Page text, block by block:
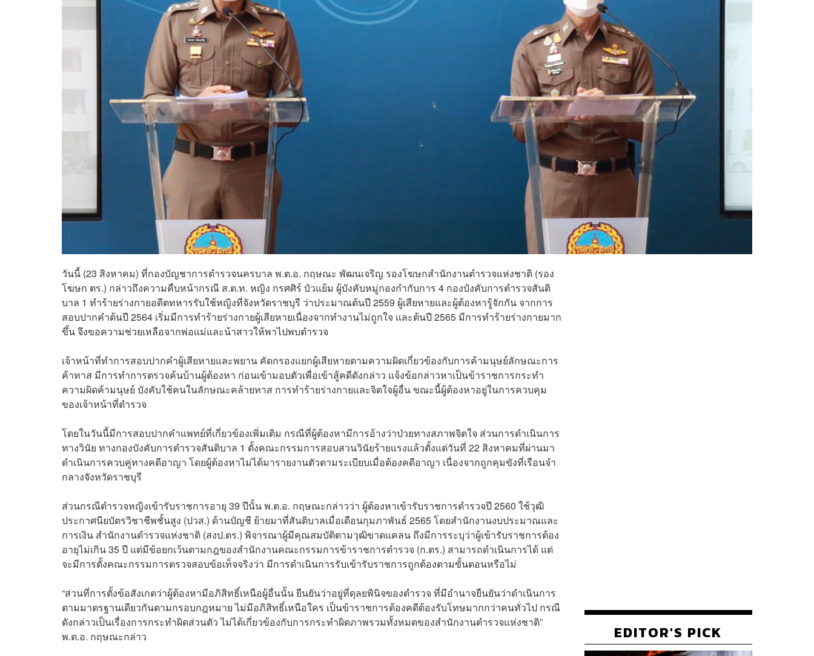
วันนี้ (23 สิงหาคม) ที่กองบัญชาการตำรวจนครบาล พ.ต.อ. กฤษณะ พัฒนเจริญ รองโฆษกสำนักงานตำรวจแห่งชาติ (รอง
โฆษก ตร.) กล่าวถึงความคืบหน้ากรณี ส.ต.ท. หญิง กรศศิร์ บัวแย้ม ผู้บังคับหมู่กองกำกับการ 4 กองบังคับการตำรวจสันติ
บาล 1 ทำร้ายร่างกายอดีตทหารรับใช้หญิงที่จังหวัดราชบุรี ว่าประมาณต้นปี 2559 ผู้เสียหายและผู้ต้องหารู้จักกัน จากการ
สอบปากคำต้นปี 2564 เริ่มมีการทำร้ายร่างกายผู้เสียหายเนื่องจากทำงานไม่ถูกใจ และต้นปี 2565 มีการทำร้ายร่างกายมาก
ขึ้น จึงขอความช่วยเหลือจากพ่อแม่และน้าสาวให้พาไปพบตำรวจ
เจ้าหน้าที่ทำการสอบปากคำผู้เสียหายและพยาน คัดกรองแยกผู้เสียหายตามความผิดเกี่ยวข้องกับการค้ามนุษย์ลักษณะการ
ค้าทาส มีการทำการตรวจค้นบ้านผู้ต้องหา ก่อนเข้ามอบตัวเพื่อเข้าสู้คดีดังกล่าว แจ้งข้อกล่าวหาเป็นข้าราชการกระทำ
ความผิดค้ามนุษย์ บังคับใช้คนในลักษณะคล้ายทาส การทำร้ายร่างกายและจิตใจผู้อื่น ขณะนี้ผู้ต้องหาอยู่ในการควบคุม
ของเจ้าหน้าที่ตำรวจ
โดยในวันนี้มีการสอบปากคำแพทย์ที่เกี่ยวข้องเพิ่มเติม กรณีที่ผู้ต้องหามีการอ้างว่าป่วยทางสภาพจิตใจ ส่วนการดำเนินการ
ทางวินัย ทางกองบังคับการตำรวจสันติบาล 1 ตั้งคณะกรรมการสอบสวนวินัยร้ายแรงแล้วตั้งแต่วันที่ 22 สิงหาคมที่ผ่านมา
ดำเนินการควบคู่ทางคดีอาญา โดยผู้ต้องหาไม่ได้มารายงานตัวตามระเบียบเมื่อต้องคดีอาญา เนื่องจากถูกคุมขังที่เรือนจำ
กลางจังหวัดราชบุรี
ส่วนกรณีตำรวจหญิงเข้ารับราชการอายุ 39 ปีนั้น พ.ต.อ. กฤษณะกล่าวว่า ผู้ต้องหาเข้ารับราชการตำรวจปี 2560 ใช้วุฒิ
ประกาศนียบัตรวิชาชีพชั้นสูง (ปวส.) ด้านบัญชี ย้ายมาที่สันติบาลเมื่อเดือนกุมภาพันธ์ 2565 โดยสำนักงานงบประมาณและ
การเงิน สำนักงานตำรวจแห่งชาติ (สงป.ตร.) พิจารณาผู้มีคุณสมบัติตามวุฒิขาดแคลน ถึงมีการระบุว่าผู้เข้ารับราชการต้อง
อายุไม่เกิน 35 ปี แต่มีข้อยกเว้นตามกฎของสำนักงานคณะกรรมการข้าราชการตำรวจ (ก.ตร.) สามารถดำเนินการได้ แต่
จะมีการตั้งคณะกรรมการตรวจสอบข้อเท็จจริงว่า มีการดำเนินการรับเข้ารับราชการถูกต้องตามขั้นตอนหรือไม่
“ส่วนที่การตั้งข้อสังเกตว่าผู้ต้องหามีอภิสิทธิ์เหนือผู้อื่นนั้น ยืนยันว่าอยู่ที่ดุลยพินิจของตำรวจ ที่มีอำนาจยืนยันว่าดำเนินการ
ตามมาตรฐานเดียวกันตามกรอบกฎหมาย ไม่มีอภิสิทธิ์เหนือใคร เป็นข้าราชการต้องคดีต้องรับโทษมากกว่าคนทั่วไป กรณี
ดังกล่าวเป็นเรื่องการกระทำผิดส่วนตัว ไม่ได้เกี่ยวข้องกับการกระทำผิดภาพรวมทั้งหมดของสำนักงานตำรวจแห่งชาติ”
พ.ต.อ. กฤษณะกล่าว
EDITOR'S PICK